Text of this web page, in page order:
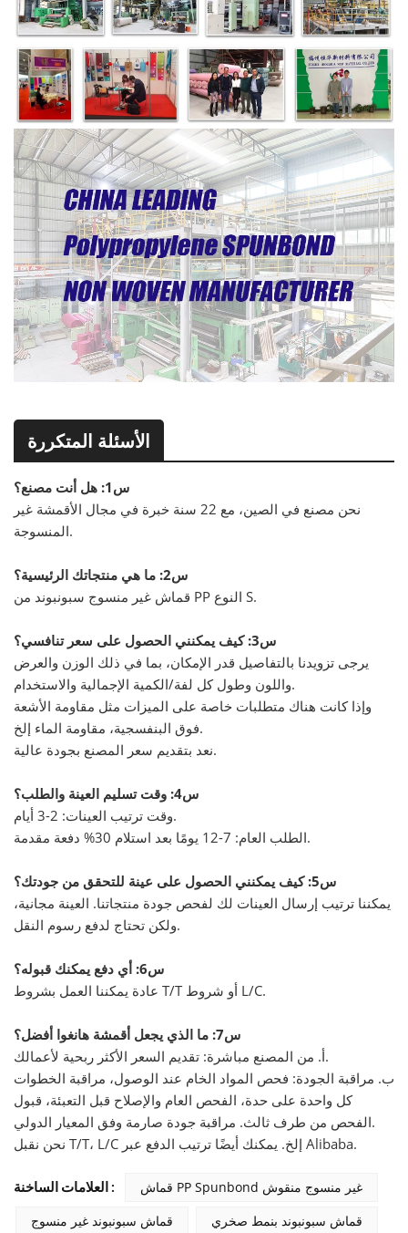
الأسئلة المتكررة
س1: هل أنت مصنع؟
نحن مصنع في الصين، مع 22 سنة خبرة في مجال الأقمشة غير
المنسوجة.
س2: ما هي منتجاتك الرئيسية؟
قماش غير منسوج سبونبوند من PP النوع S.
س3: كيف يمكنني الحصول على سعر تنافسي؟
يرجى تزويدنا بالتفاصيل قدر الإمكان، بما في ذلك الوزن والعرض
واللون وطول كل لفة/الكمية الإجمالية والاستخدام.
وإذا كانت هناك متطلبات خاصة على الميزات مثل مقاومة الأشعة
فوق البنفسجية، مقاومة الماء إلخ.
نعد بتقديم سعر المصنع بجودة عالية.
س4: وقت تسليم العينة والطلب؟
وقت ترتيب العينات: 2-3 أيام.
الطلب العام: 7-12 يومًا بعد استلام 30% دفعة مقدمة.
س5: كيف يمكنني الحصول على عينة للتحقق من جودتك؟
يمكننا ترتيب إرسال العينات لك لفحص جودة منتجاتنا. العينة مجانية،
ولكن تحتاج لدفع رسوم النقل.
س6: أي دفع يمكنك قبوله؟
عادة يمكننا العمل بشروط T/T أو شروط L/C.
س7: ما الذي يجعل أقمشة هانغوا أفضل؟
أ. من المصنع مباشرة: تقديم السعر الأكثر ربحية لأعمالك.
ب. مراقبة الجودة: فحص المواد الخام عند الوصول، مراقبة الخطوات
كل واحدة على حدة، الفحص العام والإصلاح قبل التعبئة، قبول
الفحص من طرف ثالث. مراقبة جودة صارمة وفق المعيار الدولي.
نحن نقبل T/T، L/C إلخ. يمكنك أيضًا ترتيب الدفع عبر Alibaba.
العلامات الساخنة :
قماش PP Spunbond غير منسوج منقوش
قماش سبونبوند غير منسوج
قماش سبونبوند بنمط صخري